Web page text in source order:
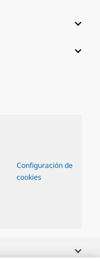
Configuración de
cookies